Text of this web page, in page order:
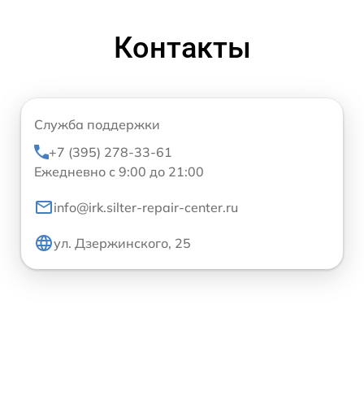
Контакты
Служба поддержки
+7 (395) 278-33-61
Ежедневно с 9:00 до 21:00
info@irk.silter-repair-center.ru
ул. Дзержинского, 25